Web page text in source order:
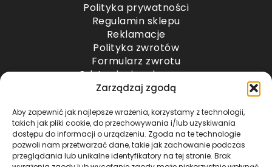
Zarządzaj zgodą
Aby zapewnić jak najlepsze wrażenia, korzystamy z technologii,
takich jak pliki cookie, do przechowywania i/lub uzyskiwania
dostępu do informacji o urządzeniu. Zgoda na te technologie
pozwoli nam przetwarzać dane, takie jak zachowanie podczas
przeglądania lub unikalne identyfikatory na tej stronie. Brak
Polityka prywatności
Regulamin sklepu
Reklamacje
Polityka zwrotów
Formularz zwrotu
Odstąpienie od umowy
Odstąpienie od umowy – przesyłki paletowe
METODY PŁATNOŚCI